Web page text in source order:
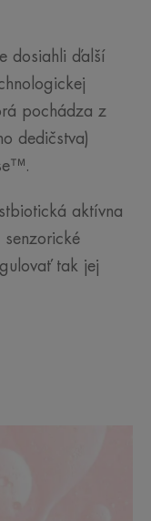
dosiahli ďalší
pochádza z
dedičstva)
aktívna
tak jej